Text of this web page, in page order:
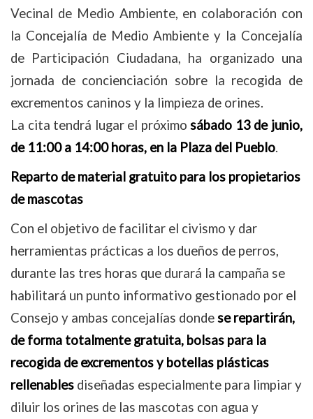
Vecinal de Medio Ambiente, en colaboración con
la Concejalía de Medio Ambiente y la Concejalía
de Participación Ciudadana, ha organizado una
jornada de concienciación sobre la recogida de
excrementos caninos y la limpieza de orines.
La cita tendrá lugar el próximosábado 13 de junio,
de 11:00 a 14:00 horas, en la Plaza del Pueblo.
Reparto de material gratuito para los propietarios
de mascotas
Con el objetivo de facilitar el civismo y dar
herramientas prácticas a los dueños de perros,
durante las tres horas que durará la campaña se
habilitará un punto informativo gestionado por el
Consejo y ambas concejalías dondese repartirán,
de forma totalmente gratuita, bolsas para la
recogida de excrementos y botellas plásticas
rellenables diseñadas especialmente para limpiar y
diluir los orines de las mascotas con agua y